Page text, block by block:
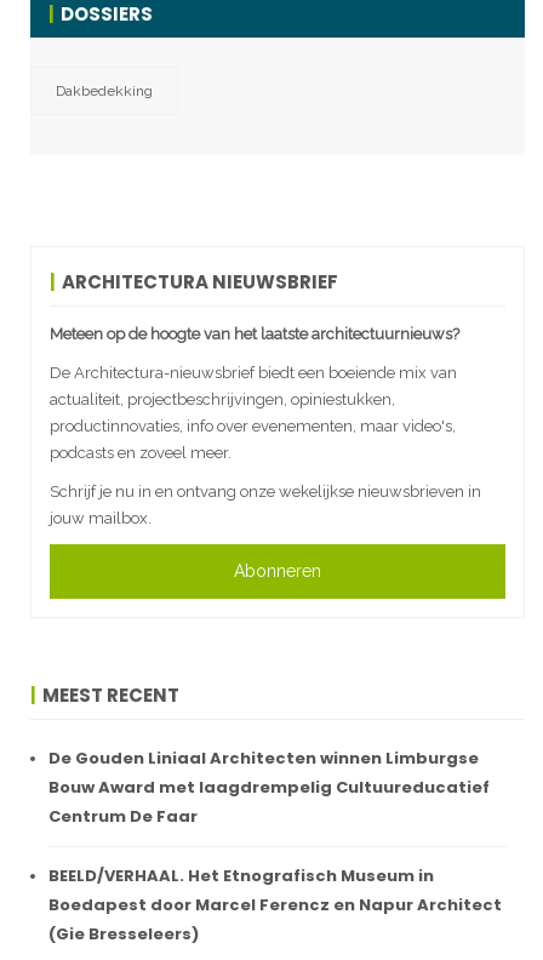
DOSSIERS
Dakbedekking
ARCHITECTURA NIEUWSBRIEF
Meteen op de hoogte van het laatste architectuurnieuws?
De Architectura-nieuwsbrief biedt een boeiende mix van
actualiteit, projectbeschrijvingen, opiniestukken,
productinnovaties, info over evenementen, maar video's,
podcasts en zoveel meer.
Schrijf je nu in en ontvang onze wekelijkse nieuwsbrieven in
jouw mailbox.
Abonneren
MEEST RECENT
De Gouden Liniaal Architecten winnen Limburgse
Bouw Award met laagdrempelig Cultuureducatief
Centrum De Faar
BEELD/VERHAAL. Het Etnografisch Museum in
Boedapest door Marcel Ferencz en Napur Architect
(Gie Bresseleers)